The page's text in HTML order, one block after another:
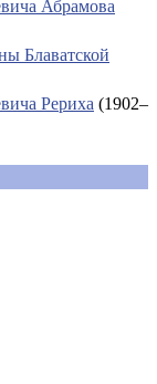
Абрамова
Блаватской
Рериха (1902–